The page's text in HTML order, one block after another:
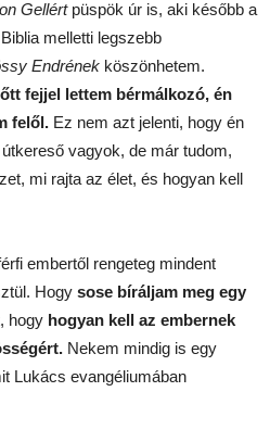
Gellértpüspök úr is, aki később a
melletti legszebb
Endrének köszönhetem.
fejjel lettem bérmálkozó, én
felől. Ez nem azt jelenti, hogy én
vagyok, de már tudom,
mi rajta az élet, és hogyan kell
embertől rengeteg mindent
Hogy sose bíráljam meg egy
hogy hogyan kell az embernek
Nekem mindig is egy
Lukács evangéliumában